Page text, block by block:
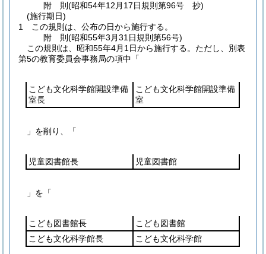
附 則(昭和54年12月17日規則第96号 抄)
(施行期日)
1
この規則は、公布の日から施行する。
附 則(昭和55年3月31日規則第56号)
この規則は、昭和55年4月1日から施行する。 ただし、別表
第5の教育委員会事務局の項中「
こども文化科学館開設準備
室長
こども文化科学館開設準備
室
」を削り、「
児童図書館長 児童図書館
」を「
こども図書館長
こども図書館
こども文化科学館長
こども文化科学館